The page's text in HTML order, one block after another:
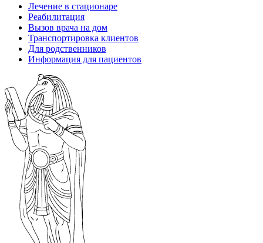
Лечение в стационаре
Реабилитация
Вызов врача на дом
Транспортировка клиентов
Для родственников
Информация для пациентов